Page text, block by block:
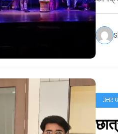
उत्तर